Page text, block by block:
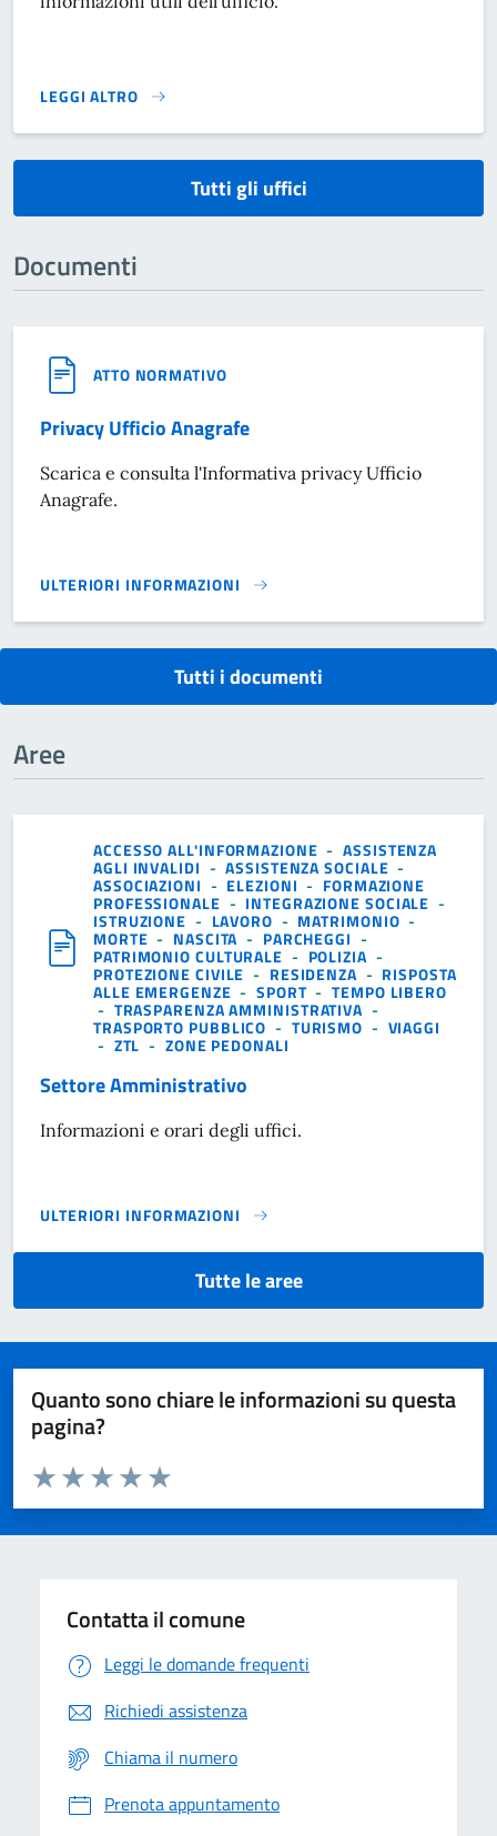
LEGGI ALTRO
}
Tutti gli uffici
Documenti
ATTO NORMATIVO
Privacy Ufficio Anagrafe
Scarica e consulta l'Informativa privacy Ufficio
Anagrafe.
ULTERIORI INFORMAZIONI
PRIVACY UFFICIO ANAGRAFE}
Tutti i documenti
Aree
ACCESSO ALL'INFORMAZIONE -ASSISTENZA
AGLI INVALIDI -ASSISTENZA SOCIALE -
ASSOCIAZIONI - ELEZIONI - FORMAZIONE
PROFESSIONALE - INTEGRAZIONE SOCIALE -
ISTRUZIONE - LAVORO - MATRIMONIO -
MORTE - NASCITA - PARCHEGGI -
PATRIMONIO CULTURALE - POLIZIA -
PROTEZIONE CIVILE - RESIDENZA - RISPOSTA
ALLE EMERGENZE -SPORT -TEMPO LIBERO
- TRASPARENZA AMMINISTRATIVA -
TRASPORTO PUBBLICO - TURISMO - VIAGGI
- ZTL - ZONE PEDONALI
Settore Amministrativo
Informazioni e orari degli uffici.
ULTERIORI INFORMAZIONI
SETTORE AMMINISTRATIVO}
Tutte le aree
Quanto sono chiare le informazioni su questa
pagina?
Domanda
Valuta da 1 a 5 stelle la pagina
Valuta 5 stelle su 5
Valuta 4 stelle su 5
Valuta 3 stelle su 5
Valuta 2 stelle su 5
Valuta 1 stelle su 5
Contatta il comune
Leggi le domande frequenti
Richiedi assistenza
Chiama il numero
Prenota appuntamento